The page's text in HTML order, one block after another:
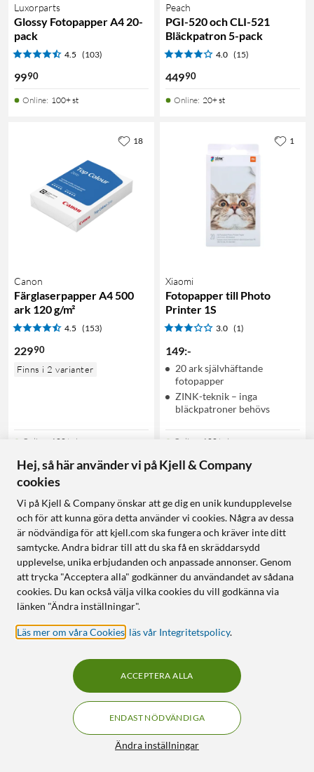
Luxorparts
Glossy Fotopapper A4 20-
pack
4.5 (103)
9990
Online: 100+ st
Peach
PGI-520 och CLI-521
Bläckpatron 5-pack
4.0 (15)
44990
Online: 20+ st
Canon
Färglaserpapper A4 500
ark 120 g/m²
4.5 (153)
22990
Finns i 2 varianter
Online 100+ st
18
Xiaomi
Fotopapper till Photo
Printer 1S
3.0 (1)
149:-
20 ark självhäftande
fotopapper
ZINK-teknik – inga
bläckpatroner behövs
Online 100+ st
1
Brother
Toner TN-2210 Svart Toner TN-241 Svart
999:-
Online: 20+ st
Hej, så här använder vi på Kjell & Company
cookies
Vi på Kjell & Company önskar att ge dig en unik kundupplevelse
och för att kunna göra detta använder vi cookies. Några av dessa
är nödvändiga för att kjell.com ska fungera och kräver inte ditt
samtycke. Andra bidrar till att du ska få en skräddarsydd
upplevelse, unika erbjudanden och anpassade annonser. Genom
att trycka "Acceptera alla" godkänner du användandet av sådana
cookies. Du kan också välja vilka cookies du vill godkänna via
länken "Ändra inställningar".
Läs mer om våra Cookies läs vår Integritetspolicy.
Ändra inställningar
ENDAST NÖDVÄNDIGA
ACCEPTERA ALLA